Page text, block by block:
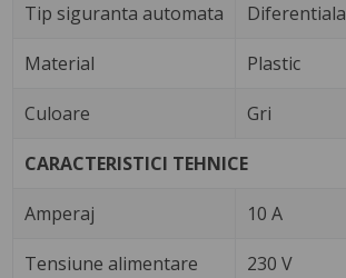
Tip siguranta automata Diferentiala
Material Plastic
Culoare Gri
CARACTERISTICI TEHNICE
Amperaj 10 A
Tensiune alimentare 230 V